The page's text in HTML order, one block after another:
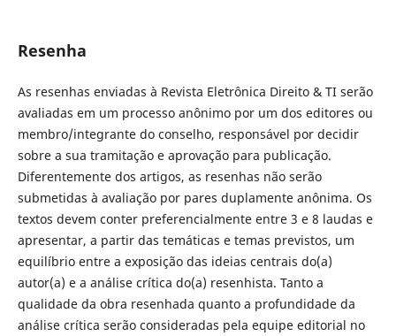
Resenha
As resenhas enviadas à Revista Eletrônica Direito & TI serão
avaliadas em um processo anônimo por um dos editores ou
membro/integrante do conselho, responsável por decidir
sobre a sua tramitação e aprovação para publicação.
Diferentemente dos artigos, as resenhas não serão
submetidas à avaliação por pares duplamente anônima. Os
textos devem conter preferencialmente entre 3 e 8 laudas e
apresentar, a partir das temáticas e temas previstos, um
equilíbrio entre a exposição das ideias centrais do(a)
autor(a) e a análise crítica do(a) resenhista. Tanto a
qualidade da obra resenhada quanto a profundidade da
análise crítica serão consideradas pela equipe editorial no